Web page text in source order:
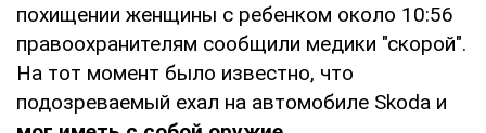
похищении женщины с ребенком около 10:56
правоохранителям сообщили медики "скорой".
На тот момент было известно, что
подозреваемый ехал на автомобиле Skoda и